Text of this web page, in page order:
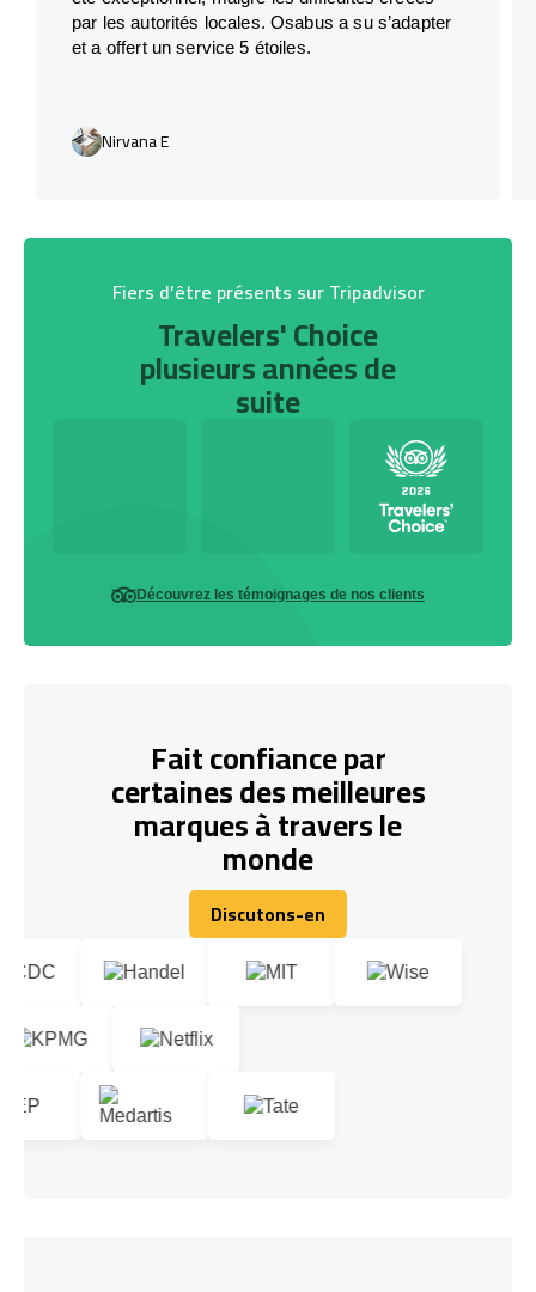
par les autorités locales. Osabus a su s’adapter
et a offert un service 5 étoiles.
Nirvana E
Fiers d’être présents sur Tripadvisor
Travelers' Choice
plusieurs années de
suite
Découvrez les témoignages de nos clients
Fait confiance par
certaines des meilleures
marques à travers le
monde
Discutons-en
Discutons-en